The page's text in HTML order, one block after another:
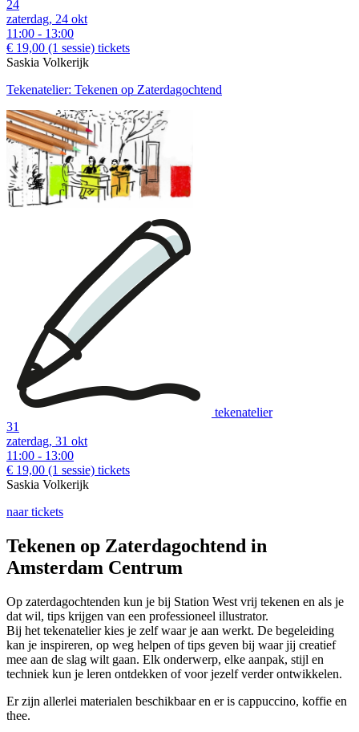
24
zaterdag, 24 okt
11:00 - 13:00
€ 19,00 (1 sessie) tickets
Saskia Volkerijk
Tekenatelier: Tekenen op Zaterdagochtend
tekenatelier
31
zaterdag, 31 okt
11:00 - 13:00
€ 19,00 (1 sessie) tickets
Saskia Volkerijk
naar tickets
Tekenen op Zaterdagochtend in
Amsterdam Centrum
Op zaterdagochtenden kun je bij Station West vrij tekenen en als je
dat wil, tips krijgen van een professioneel illustrator.
Bij het tekenatelier kies je zelf waar je aan werkt. De begeleiding
kan je inspireren, op weg helpen of tips geven bij waar jij creatief
mee aan de slag wilt gaan. Elk onderwerp, elke aanpak, stijl en
techniek kun je leren ontdekken of voor jezelf verder ontwikkelen.
Er zijn allerlei materialen beschikbaar en er is cappuccino, koffie en
thee.